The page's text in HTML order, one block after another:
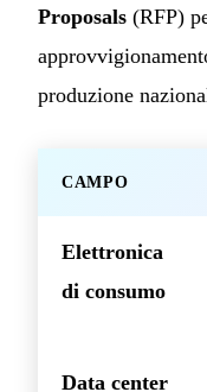
Proposals (RFP)
produzione
CAMPO
Elettronica
di consumo
Data center